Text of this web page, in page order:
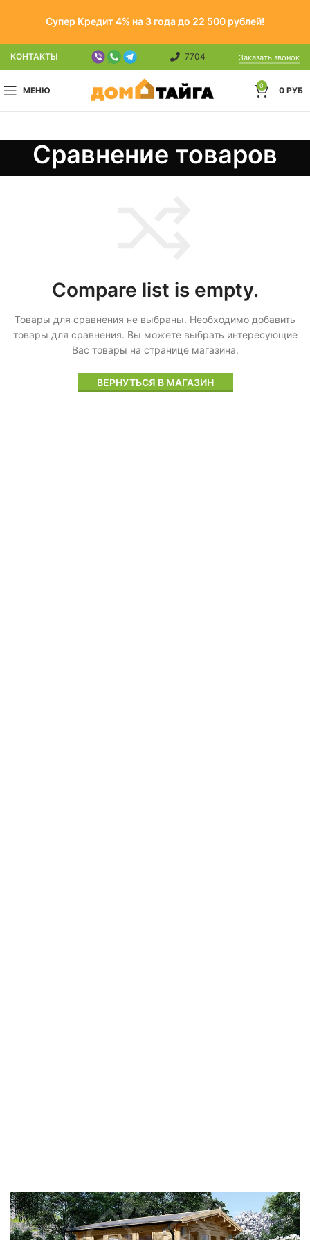
Супер Кредит 4% на 3 года до 22 500 рублей!
КОНТАКТЫ 7704 Заказать звонок
МЕНЮ 0 0 РУБ
Сравнение товаров
Compare list is empty.
Товары для сравнения не выбраны. Необходимо добавить
товары для сравнения. Вы можете выбрать интересующие
Вас товары на странице магазина.
ВЕРНУТЬСЯ В МАГАЗИН